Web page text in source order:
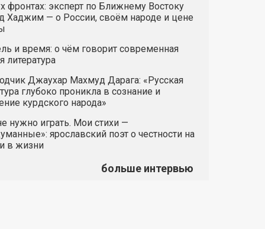
фронтах: эксперт по Ближнему Востоку
Хаджим — о России, своём народе и цене
и время: о чём говорит современная
литература
Джаухар Махмуд Дарага: «Русская
глубоко проникла в сознание и
курдского народа»
нужно играть. Мои стихи —
ярославский поэт о честности на
в жизни
больше интервью